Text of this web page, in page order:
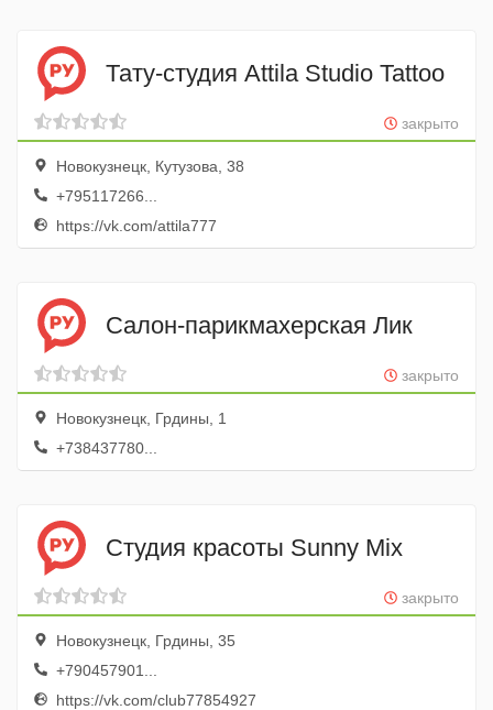
Тату-студия Attila Studio Tattoo
закрыто
Новокузнецк, Кутузова, 38
+795117266...
https://vk.com/attila777
Салон-парикмахерская Лик
закрыто
Новокузнецк, Грдины, 1
+738437780...
Студия красоты Sunny Mix
закрыто
Новокузнецк, Грдины, 35
+790457901...
https://vk.com/club77854927